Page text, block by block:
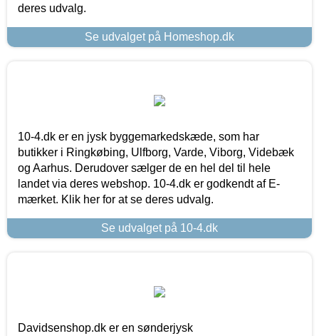
deres udvalg.
Se udvalget på Homeshop.dk
10-4.dk er en jysk byggemarkedskæde, som har
butikker i Ringkøbing, Ulfborg, Varde, Viborg, Videbæk
og Aarhus. Derudover sælger de en hel del til hele
landet via deres webshop. 10-4.dk er godkendt af E-
mærket. Klik her for at se deres udvalg.
Se udvalget på 10-4.dk
Davidsenshop.dk er en sønderjysk